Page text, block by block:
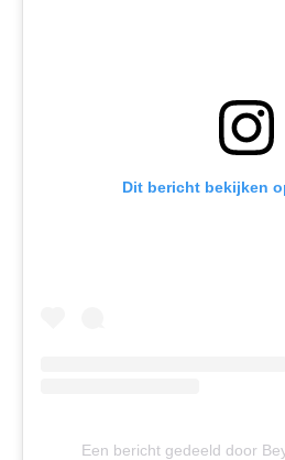
Dit bericht bekijken
Een bericht gedeeld door